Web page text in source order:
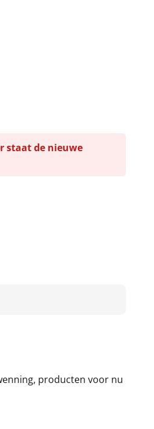
staat de nieuwe
producten voor nu